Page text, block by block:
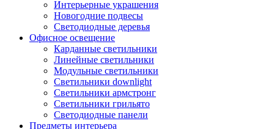
Интерьерные украшения
Новогодние подвесы
Светодиодные деревья
Офисное освещение
Карданные светильники
Линейные светильники
Модульные светильники
Светильники downlight
Светильники армстронг
Светильники грильято
Светодиодные панели
Предметы интерьера